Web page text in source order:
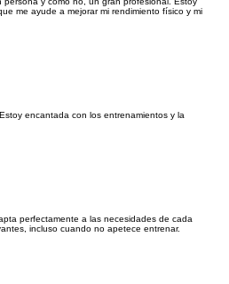
me ayude a mejorar mi rendimiento físico y mi
encantada con los entrenamientos y la
perfectamente a las necesidades de cada
incluso cuando no apetece entrenar.